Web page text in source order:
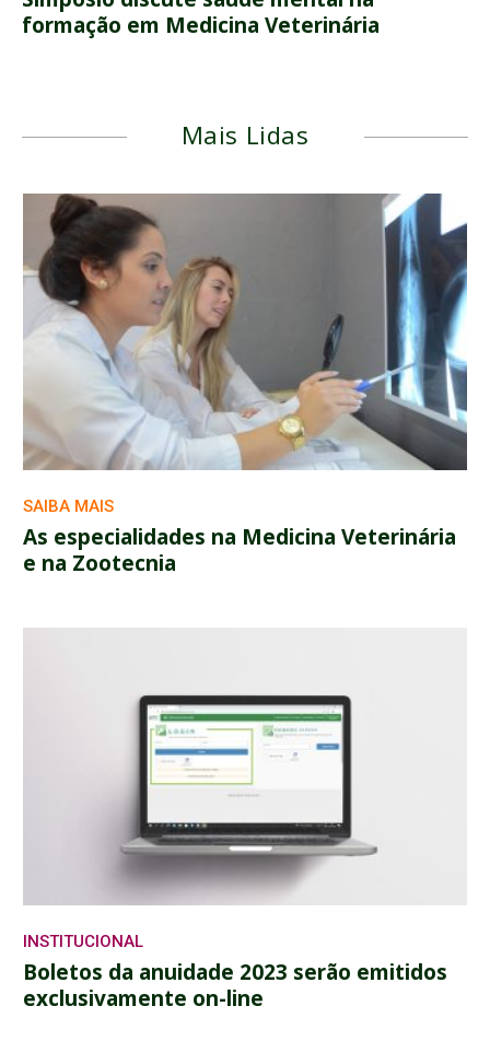
formação em Medicina Veterinária
Mais Lidas
SAIBA MAIS
As especialidades na Medicina Veterinária
e na Zootecnia
INSTITUCIONAL
Boletos da anuidade 2023 serão emitidos
exclusivamente on-line